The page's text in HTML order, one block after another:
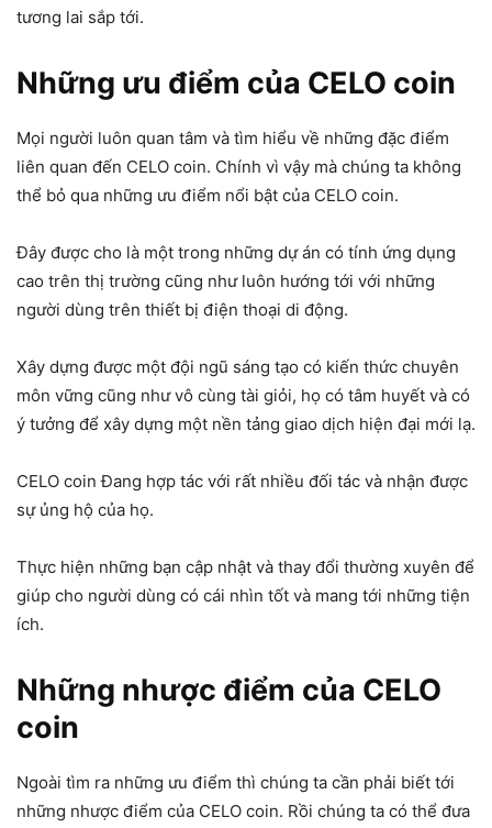
tương lai sắp tới.
Những ưu điểm của CELO coin
Mọi người luôn quan tâm và tìm hiểu về những đặc điểm
liên quan đến CELO coin. Chính vì vậy mà chúng ta không
thể bỏ qua những ưu điểm nổi bật của CELO coin.
Đây được cho là một trong những dự án có tính ứng dụng
cao trên thị trường cũng như luôn hướng tới với những
người dùng trên thiết bị điện thoại di động.
Xây dựng được một đội ngũ sáng tạo có kiến thức chuyên
môn vững cũng như vô cùng tài giỏi, họ có tâm huyết và có
ý tưởng để xây dựng một nền tảng giao dịch hiện đại mới lạ.
CELO coin Đang hợp tác với rất nhiều đối tác và nhận được
sự ủng hộ của họ.
Thực hiện những bạn cập nhật và thay đổi thường xuyên để
giúp cho người dùng có cái nhìn tốt và mang tới những tiện
ích.
Những nhược điểm của CELO
coin
Ngoài tìm ra những ưu điểm thì chúng ta cần phải biết tới
những nhược điểm của CELO coin. Rồi chúng ta có thể đưa